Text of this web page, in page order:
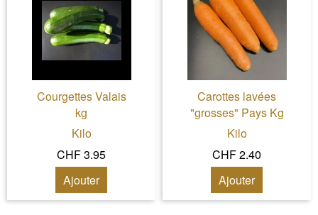
Courgettes Valais
kg
Kilo
CHF 3.95
Ajouter
Carottes lavées
"grosses" Pays Kg
Kilo
CHF 2.40
Ajouter